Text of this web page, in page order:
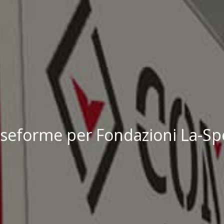
per Fondazioni La-